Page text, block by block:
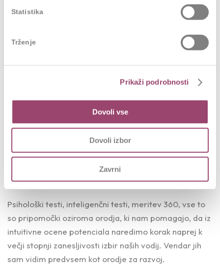
Statistika
Trženje
Prikaži podrobnosti
Dovoli vse
Dovoli izbor
Zavrni
Sposobnost kreacije zgodb o uspehu, ki navduši
Vsi dobri vodje so sposobni razviti zgodbe o lastnem
kulturo. To so zgodbe, ki ostanejo v osebni in kolektivni
podzavesti kot smerokaz o načinu dela, dokaz o tem,
kaj je mogoče doseči. Navdihujejo nas in povezujejo. Z
nami ostanejo še leta. So tema pogovorov ob
službenih kavicah, ob uvajanju novih sodelavcev. Z
veseljem jih delimo s prijatelji. Postanejo del našega
sveta kakovosti, ideal, h kateremu stremimo.
Povezujejo nas in delajo uspešnejše.
Psihološki testi, inteligenčni testi, meritev 360, vse to
so pripomočki oziroma orodja, ki nam pomagajo, da iz
intuitivne ocene potenciala naredimo korak naprej k
večji stopnji zanesljivosti izbir naših vodij. Vendar jih
sam vidim predvsem kot orodje za razvoj.